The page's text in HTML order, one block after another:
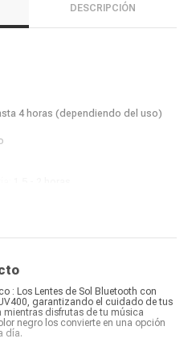
DESCRIPCIÓN
4 horas (dependiendo del uso)
: Los Lentes de Sol Bluetooth con
garantizando el cuidado de tus
mientras disfrutas de tu música
negro los convierte en una opción
día.